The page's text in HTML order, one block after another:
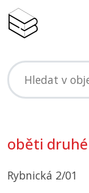
oběti
Rybnická 2/01